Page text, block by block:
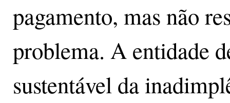
pagamento, mas não
problema. A entidade
sustentável da